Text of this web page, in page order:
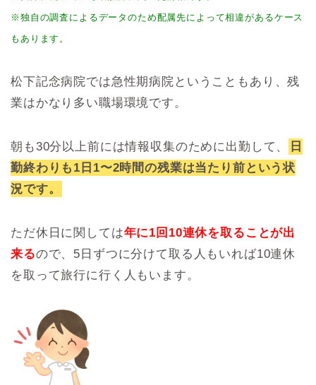
※独自の調査によるデータのため配属先によって相違があるケース
もあります。
松下記念病院では急性期病院ということもあり、残
業はかなり多い職場環境です。
朝も30分以上前には情報収集のために出勤して、
日
勤終わりも1日1〜2時間の残業は当たり前という状
況です。
ただ休日に関しては年に1回10連休を取ることが出
来るので、5日ずつに分けて取る人もいれば10連休
を取って旅行に行く人もいます。